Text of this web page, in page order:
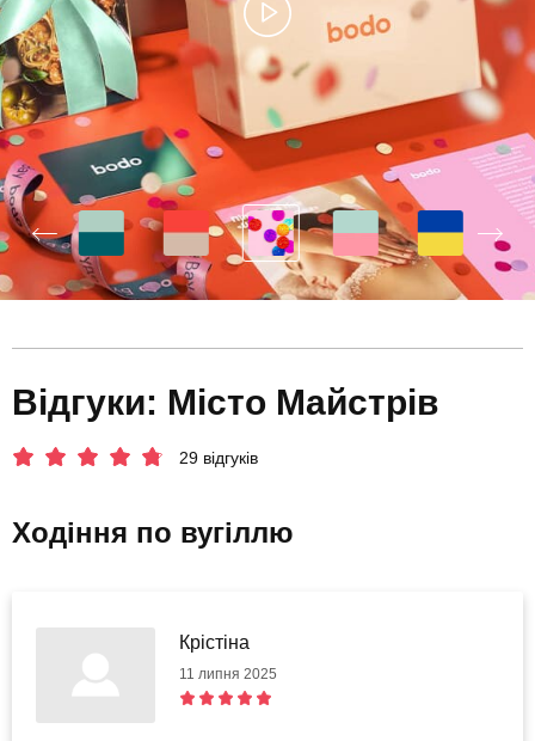
Відгуки: Місто Майстрів
29 відгуків
Ходіння по вугіллю
Крістіна
11 липня 2025